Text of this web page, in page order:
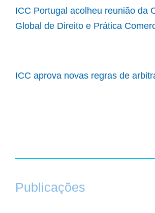
ICC Portugal acolheu reunião da
Global de Direito e Prática
ICC aprova novas regras de
Publicações